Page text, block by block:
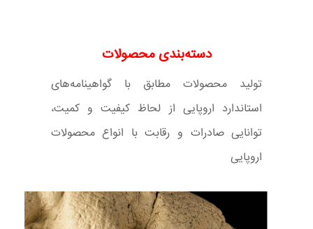
دسته‌بندی محصولات
تولید محصولات مطابق با گواهینامه‌های
استاندارد اروپایی از لحاظ کیفیت و کمیت،
توانایی صادرات و رقابت با انواع محصولات
اروپایی